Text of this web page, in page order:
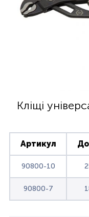
Кліщі
Артикул
90800-10
90800-7